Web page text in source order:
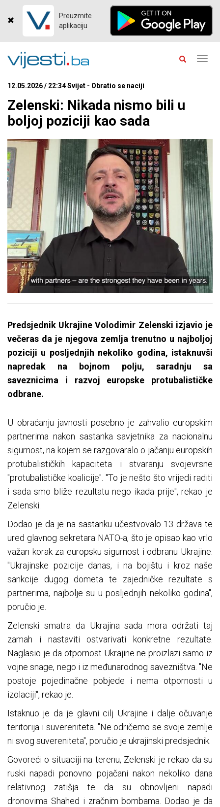
Preuzmite
aplikaciju
12.05.2026 / 22:34 Svijet - Obratio se naciji
Zelenski: Nikada nismo bili u
boljoj poziciji kao sada
Predsjednik Ukrajine Volodimir Zelenski izjavio je
večeras da je njegova zemlja trenutno u najboljoj
poziciji u posljednjih nekoliko godina, istaknuvši
napredak na bojnom polju, saradnju sa
saveznicima i razvoj europske protubalističke
odbrane.
U obraćanju javnosti posebno je zahvalio europskim
partnerima nakon sastanka savjetnika za nacionalnu
sigurnost, na kojem se razgovaralo o jačanju europskih
protubalističkih kapaciteta i stvaranju svojevrsne
"protubalističke koalicije". "To je nešto što vrijedi raditi
i sada smo bliže rezultatu nego ikada prije", rekao je
Zelenski.
Dodao je da je na sastanku učestvovalo 13 država te
ured glavnog sekretara NATO-a, što je opisao kao vrlo
važan korak za europsku sigurnost i odbranu Ukrajine.
"Ukrajinske pozicije danas, i na bojištu i kroz naše
sankcije dugog dometa te zajedničke rezultate s
partnerima, najbolje su u posljednjih nekoliko godina",
poručio je.
Zelenski smatra da Ukrajina sada mora održati taj
zamah i nastaviti ostvarivati konkretne rezultate.
Naglasio je da otpornost Ukrajine ne proizlazi samo iz
vojne snage, nego i iz međunarodnog savezništva. "Ne
postoje pojedinačne pobjede i nema otpornosti u
izolaciji", rekao je.
Istaknuo je da je glavni cilj Ukrajine i dalje očuvanje
teritorija i suvereniteta. "Ne odričemo se svoje zemlje
ni svog suvereniteta", poručio je ukrajinski predsjednik.
Govoreći o situaciji na terenu, Zelenski je rekao da su
ruski napadi ponovno pojačani nakon nekoliko dana
relativnog zatišja te da su obnovljeni napadi
dronovima Shahed i zračnim bombama. Dodao je da